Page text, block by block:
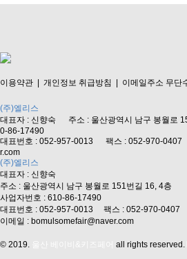
이용약관 개인정보 취급방침 이메일주소 무단
(주)엘리스
대표자 : 신향숙 주소 : 울산광역시 남구 봉월로
0-86-17490
대표번호 : 052-957-0013 팩스 : 052-970-
r.com
(주)엘리스
대표자 : 신향숙
주소 : 울산광역시 남구 봉월로 151번길 16, 4층
사업자번호 : 610-86-17490
대표번호 : 052-957-0013 팩스 : 052-970-0407
이메일 : bomulsomefair@naver.com
© 2019. 울산 베이비&키즈페어 all rights reserved.